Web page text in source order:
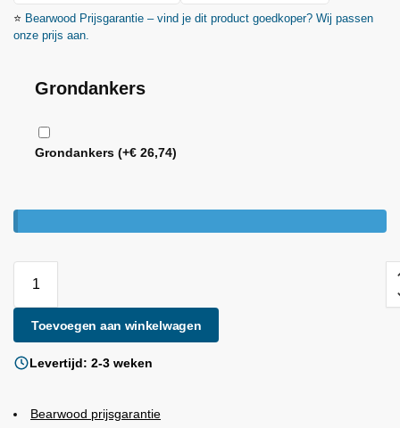
⭐ Bearwood Prijsgarantie – vind je dit product goedkoper? Wij passen
onze prijs aan.
Grondankers
Grondankers(+€ 26,74)
Toevoegen aan winkelwagen
Levertijd: 2-3 weken
Bearwood prijsgarantie